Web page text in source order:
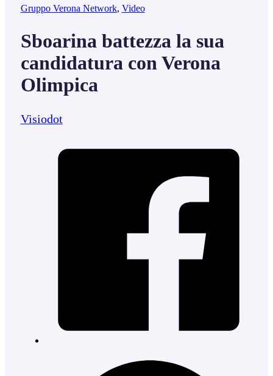
Gruppo Verona Network, Video
Sboarina battezza la sua
candidatura con Verona
Olimpica
Visiodot